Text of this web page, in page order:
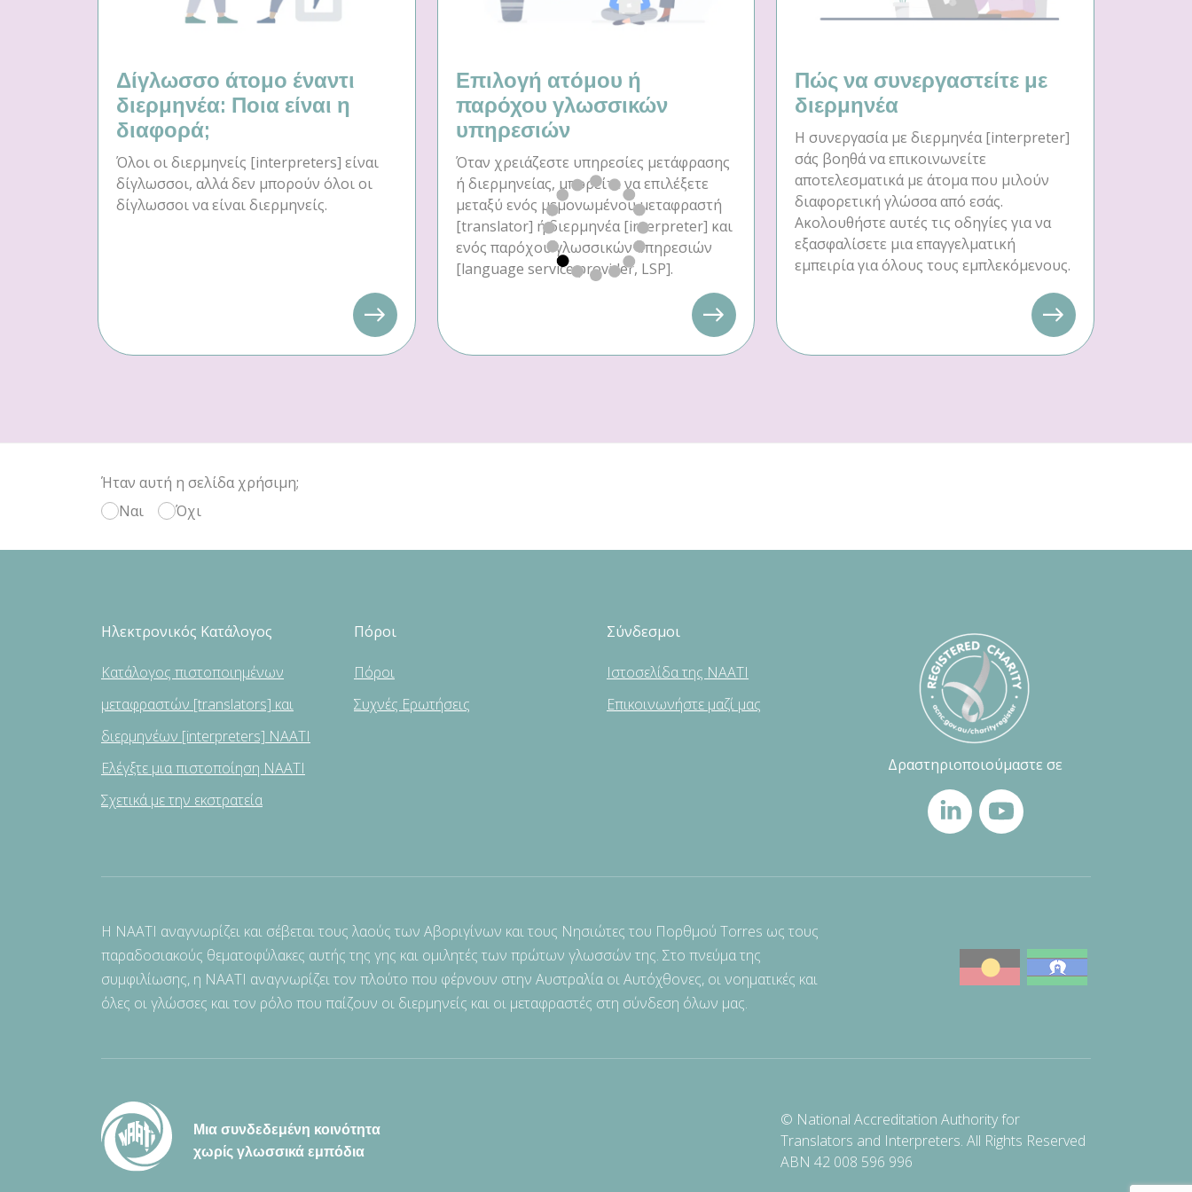
Δίγλωσσο άτομο έναντι
διερμηνέα: Ποια είναι η
διαφορά;
Όλοι οι διερμηνείς [interpreters] είναι
δίγλωσσοι, αλλά δεν μπορούν όλοι οι
δίγλωσσοι να είναι διερμηνείς.
Επιλογή ατόμου ή
παρόχου γλωσσικών
υπηρεσιών
Όταν χρειάζεστε υπηρεσίες μετάφρασης
ή διερμηνείας, μπορείτε να επιλέξετε
μεταξύ ενός μεμονωμένου μεταφραστή
[translator] ή διερμηνέα [interpreter] και
ενός παρόχου γλωσσικών υπηρεσιών
[language service provider, LSP].
Πώς να συνεργαστείτε με
διερμηνέα
Η συνεργασία με διερμηνέα [interpreter]
σάς βοηθά να επικοινωνείτε
αποτελεσματικά με άτομα που μιλούν
διαφορετική γλώσσα από εσάς.
Ακολουθήστε αυτές τις οδηγίες για να
εξασφαλίσετε μια επαγγελματική
εμπειρία για όλους τους εμπλεκόμενους.
Ήταν αυτή η σελίδα χρήσιμη;
Ναι
Όχι
Ηλεκτρονικός Κατάλογος
Κατάλογος πιστοποιημένων
μεταφραστών [translators] και
διερμηνέων [interpreters] NAATI
Ελέγξτε μια πιστοποίηση NAATI
Σχετικά με την εκστρατεία
Πόροι
Πόροι
Συχνές Ερωτήσεις
Σύνδεσμοι
Ιστοσελίδα της NAATI
Επικοινωνήστε μαζί μας
Δραστηριοποιούμαστε σε
Η NAATI αναγνωρίζει και σέβεται τους λαούς των Αβοριγίνων και τους Νησιώτες του Πορθμού Torres ως τους
παραδοσιακούς θεματοφύλακες αυτής της γης και ομιλητές των πρώτων γλωσσών της. Στο πνεύμα της
συμφιλίωσης, η NAATI αναγνωρίζει τον πλούτο που φέρνουν στην Αυστραλία οι Αυτόχθονες, οι νοηματικές και
όλες οι γλώσσες και τον ρόλο που παίζουν οι διερμηνείς και οι μεταφραστές στη σύνδεση όλων μας.
Μια συνδεδεμένη κοινότητα
χωρίς γλωσσικά εμπόδια
© National Accreditation Authority for
Translators and Interpreters. All Rights Reserved
ABN 42 008 596 996